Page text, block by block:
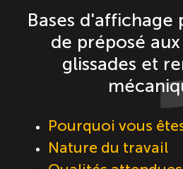
Balados
Diffusion d’offres d’emploi
Programmes d’aide et
Bases d'affichage
de préposé
glissades et
Pourquoi vous
Nature du travail